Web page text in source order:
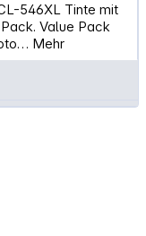
546XL Tinte mit
Value Pack
Mehr